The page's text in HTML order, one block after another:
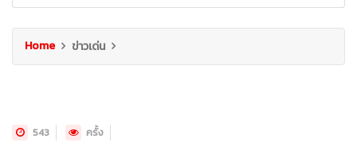
Home ข่าวเด่น
543 ครั้ง